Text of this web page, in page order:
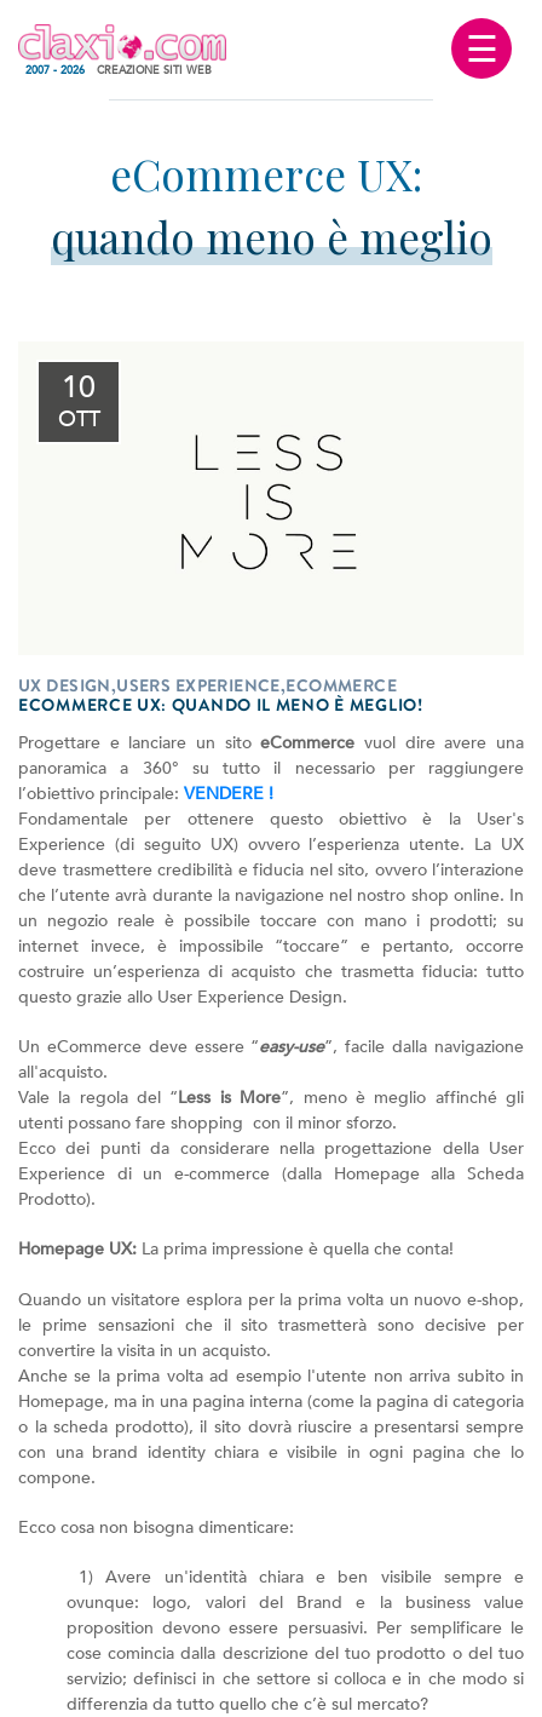
2007 - 2026 CREAZIONE SITI WEB ☰
quando meno è meglio
10
OTT
UX DESIGN,USERS EXPERIENCE,ECOMMERCE
ECOMMERCE UX: QUANDO IL MENO È MEGLIO!
Progettare e lanciare un sitoeCommerce vuol dire avere una
panoramica a 360° su tutto il necessario per raggiungere
l’obiettivo principale: VENDERE !
Fondamentale per ottenere questo obiettivo è la User's
Experience (di seguito UX) ovvero l’esperienza utente. La UX
deve trasmettere credibilità e fiducia nel sito, ovvero l’interazione
che l’utente avrà durante la navigazione nel nostro shop online. In
un negozio reale è possibile toccare con mano i prodotti; su
internet invece, è impossibile “toccare” e pertanto, occorre
costruire un’esperienza di acquisto che trasmetta fiducia: tutto
questo grazie allo User Experience Design.
Un eCommerce deve essere “easy-use”, facile dalla navigazione
all'acquisto.
Vale la regola del “Less is More”, meno è meglio affinché gli
utenti possano fare shopping con il minor sforzo.
Ecco dei punti da considerare nella progettazione della User
Experience di un e-commerce (dalla Homepage alla Scheda
Prodotto).
Homepage UX: La prima impressione è quella che conta!
Quando un visitatore esplora per la prima volta un nuovo e-shop,
le prime sensazioni che il sito trasmetterà sono decisive per
convertire la visita in un acquisto.
Anche se la prima volta ad esempio l'utente non arriva subito in
Homepage, ma in una pagina interna (come la pagina di categoria
o la scheda prodotto), il sito dovrà riuscire a presentarsi sempre
con una brand identity chiara e visibile in ogni pagina che lo
compone.
Ecco cosa non bisogna dimenticare:
1) Avere un'identità chiara e ben visibile sempre e
ovunque: logo, valori del Brand e la business value
proposition devono essere persuasivi. Per semplificare le
cose comincia dalla descrizione del tuo prodotto o del tuo
servizio; definisci in che settore si colloca e in che modo si
differenzia da tutto quello che c’è sul mercato?